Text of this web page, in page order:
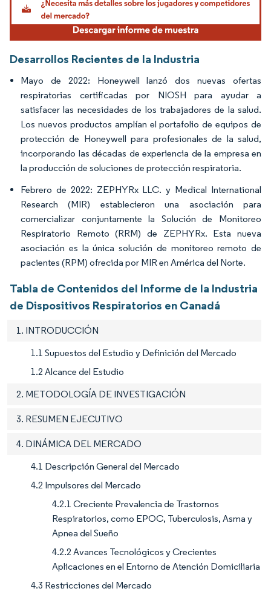
Desarrollos Recientes de la Industria
Mayo de 2022: Honeywell lanzó dos nuevas ofertas
respiratorias certificadas por NIOSH para ayudar a
satisfacer las necesidades de los trabajadores de la salud.
Los nuevos productos amplían el portafolio de equipos de
protección de Honeywell para profesionales de la salud,
incorporando las décadas de experiencia de la empresa en
la producción de soluciones de protección respiratoria.
Febrero de 2022: ZEPHYRx LLC. y Medical International
Research (MIR) establecieron una asociación para
comercializar conjuntamente la Solución de Monitoreo
Respiratorio Remoto (RRM) de ZEPHYRx. Esta nueva
asociación es la única solución de monitoreo remoto de
pacientes (RPM) ofrecida por MIR en América del Norte.
Tabla de Contenidos del Informe de la Industria
de Dispositivos Respiratorios en Canadá
1. INTRODUCCIÓN
1.1 Supuestos del Estudio y Definición del Mercado
1.2 Alcance del Estudio
2. METODOLOGÍA DE INVESTIGACIÓN
3. RESUMEN EJECUTIVO
4. DINÁMICA DEL MERCADO
4.1 Descripción General del Mercado
4.2 Impulsores del Mercado
4.2.1 Creciente Prevalencia de Trastornos
Respiratorios, como EPOC, Tuberculosis, Asma y
Apnea del Sueño
4.2.2 Avances Tecnológicos y Crecientes
Aplicaciones en el Entorno de Atención Domiciliaria
4.3 Restricciones del Mercado